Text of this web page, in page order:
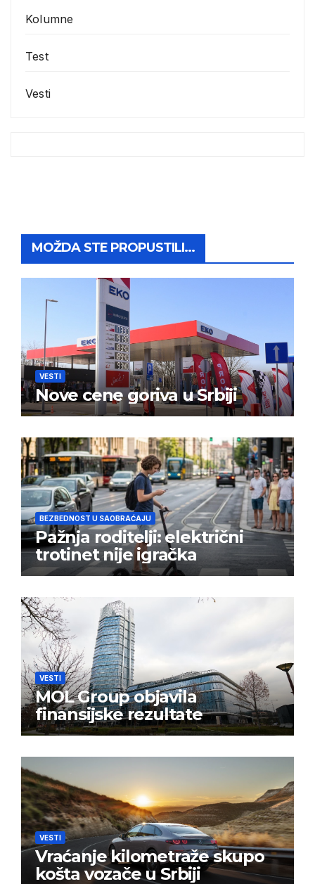
Kolumne
Test
Vesti
MOŽDA STE PROPUSTILI...
VESTI
Nove cene goriva u Srbiji
BEZBEDNOST U SAOBRAĆAJU
Pažnja roditelji: električni
trotinet nije igračka
VESTI
MOL Group objavila
finansijske rezultate
VESTI
Vraćanje kilometraže skupo
košta vozače u Srbiji